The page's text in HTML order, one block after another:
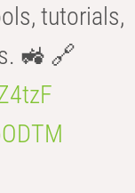
tutorials,
🚜 🔗